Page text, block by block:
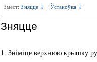
Змест: Зняцце ↧ Ўстаноўка ↧
Зняцце
1. Зніміце верхнюю крышку